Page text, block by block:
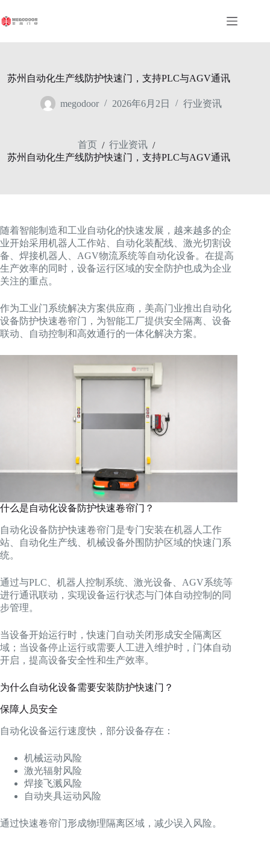
至
苏州自动化生产线防护快速门，支持PLC与AGV通讯
megodoor 2026年6月2日 行业资讯
首页 / 行业资讯 /
苏州自动化生产线防护快速门，支持PLC与AGV通讯
随着智能制造和工业自动化的快速发展，越来越多的企
业开始采用机器人工作站、自动化装配线、激光切割设
备、焊接机器人、AGV物流系统等自动化设备。在提高
生产效率的同时，设备运行区域的安全防护也成为企业
关注的重点。
作为工业门系统解决方案供应商，美高门业推出自动化
设备防护快速卷帘门，为智能工厂提供安全隔离、设备
联动、自动控制和高效通行的一体化解决方案。
什么是自动化设备防护快速卷帘门？
自动化设备防护快速卷帘门是专门安装在机器人工作
站、自动化生产线、机械设备外围防护区域的快速门系
统。
通过与PLC、机器人控制系统、激光设备、AGV系统等
进行通讯联动，实现设备运行状态与门体自动控制的同
步管理。
当设备开始运行时，快速门自动关闭形成安全隔离区
域；当设备停止运行或需要人工进入维护时，门体自动
开启，提高设备安全性和生产效率。
为什么自动化设备需要安装防护快速门？
保障人员安全
自动化设备运行速度快，部分设备存在：
机械运动风险
激光辐射风险
焊接飞溅风险
自动夹具运动风险
通过快速卷帘门形成物理隔离区域，减少误入风险。